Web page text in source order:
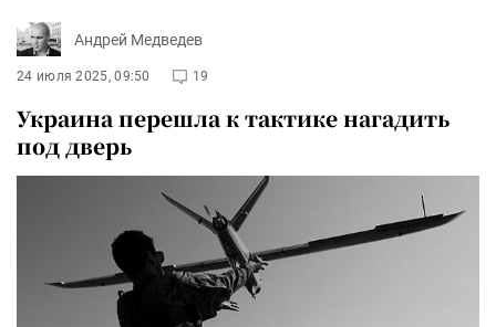
Андрей Медведев
24 июля 2025, 09:50 19
Украина перешла к тактике нагадить
под дверь